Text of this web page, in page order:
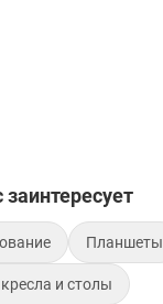
Планшеты
и столы